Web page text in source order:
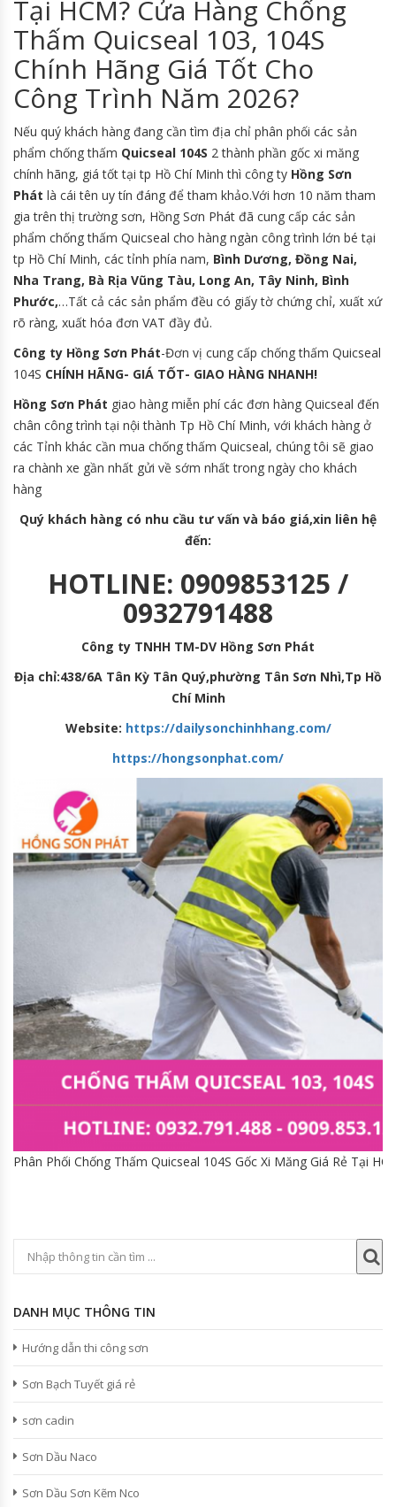
Tại HCM? Cửa Hàng Chống
Thấm Quicseal 103, 104S
Chính Hãng Giá Tốt Cho
Công Trình Năm 2026?
Nếu quý khách hàng đang cần tìm địa chỉ phân phối các sản
phẩm chống thấm Quicseal 104S 2 thành phần gốc xi măng
chính hãng, giá tốt tại tp Hồ Chí Minh thì công ty Hồng Sơn
Phát là cái tên uy tín đáng để tham khảo.Với hơn 10 năm tham
gia trên thị trường sơn, Hồng Sơn Phát đã cung cấp các sản
phẩm chống thấm Quicseal cho hàng ngàn công trình lớn bé tại
tp Hồ Chí Minh, các tỉnh phía nam, Bình Dương, Đồng Nai,
Nha Trang, Bà Rịa Vũng Tàu, Long An, Tây Ninh, Bình
Phước,…Tất cả các sản phẩm đều có giấy tờ chứng chỉ, xuất xứ
rõ ràng, xuất hóa đơn VAT đầy đủ.
Công ty Hồng Sơn Phát-Đơn vị cung cấp chống thấm Quicseal
104S CHÍNH HÃNG- GIÁ TỐT- GIAO HÀNG NHANH!
Hồng Sơn Phát giao hàng miễn phí các đơn hàng Quicseal đến
chân công trình tại nội thành Tp Hồ Chí Minh, với khách hàng ở
các Tỉnh khác cần mua chống thấm Quicseal, chúng tôi sẽ giao
ra chành xe gần nhất gửi về sớm nhất trong ngày cho khách
hàng
Quý khách hàng có nhu cầu tư vấn và báo giá,xin liên hệ
đến:
HOTLINE: 0909853125 /
0932791488
Công ty TNHH TM-DV Hồng Sơn Phát
Địa chỉ:438/6A Tân Kỳ Tân Quý,phường Tân Sơn Nhì,Tp Hồ
Chí Minh
Website: https://dailysonchinhhang.com/
https://hongsonphat.com/
Phân Phối Chống Thấm Quicseal 104S Gốc Xi Măng Giá Rẻ Tại
DANH MỤC THÔNG TIN
Hướng dẫn thi công sơn
Sơn Bạch Tuyết giá rẻ
sơn cadin
Sơn Dầu Naco
Sơn Dầu Sơn Kẽm Nco